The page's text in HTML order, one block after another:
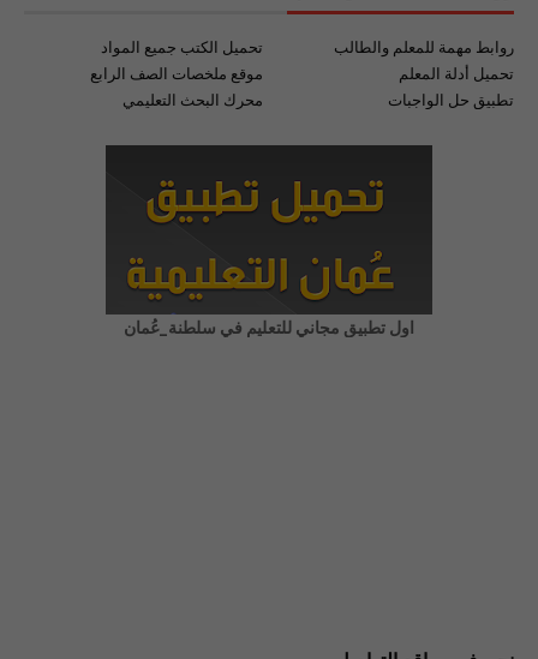
تحميل الكتب جميع المواد
روابط مهمة للمعلم والطالب
موقع ملخصات الصف الرابع
تحميل أدلة المعلم
محرك البحث التعليمي
تطبيق حل الواجبات
اول تطبيق مجاني للتعليم في سلطنة_عُمان